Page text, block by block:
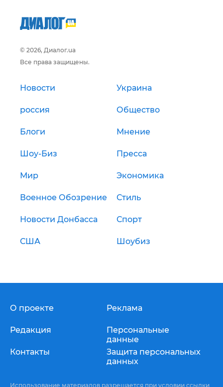
© 2026, Диалог.ua
Все права защищены.
Новости Украина
россия Общество
Блоги Мнение
Шоу-Биз Пресса
Мир Экономика
Военное Обозрение Стиль
Новости Донбасса Спорт
США Шоубиз
О проекте
Редакция
Контакты
Реклама
Персональные
данные
Защита персональных
данных
Использование материалов разрешается при условии ссылки